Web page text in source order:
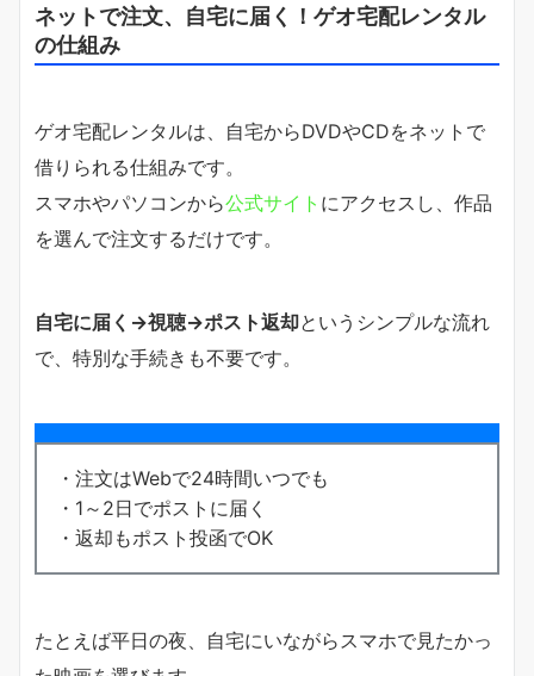
ネットで注文、自宅に届く！ゲオ宅配レンタル
の仕組み
ゲオ宅配レンタルは、自宅からDVDやCDをネットで
借りられる仕組みです。
スマホやパソコンから公式サイト にアクセスし、作品
を選んで注文するだけです。
自宅に届く→視聴→ポスト返却というシンプルな流れ
で、特別な手続きも不要です。
・注文はWebで24時間いつでも
・1～2日でポストに届く
・返却もポスト投函でOK
たとえば平日の夜、自宅にいながらスマホで見たかっ